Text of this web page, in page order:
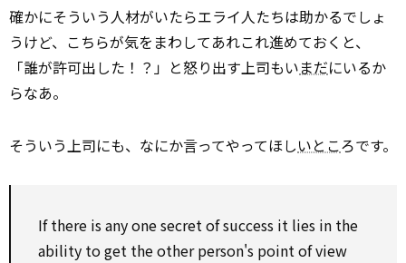
確かにそういう人材がいたらエライ人たちは助かるでしょ
うけど、こちらが気をまわしてあれこれ進めておくと、
「誰が許可出した！？」と怒り出す上司もいまだにいるか
らなあ。
そういう上司にも、なにか言ってやってほしいところです。
If there is anyone secret of success it lies in the
ability toget the otherperson's point of view